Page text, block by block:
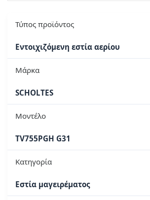
Τύπος προϊόντος
Εντοιχιζόμενη εστία αερίου
Μάρκα
SCHOLTES
Μοντέλο
TV755PGH G31
Κατηγορία
Εστία μαγειρέματος